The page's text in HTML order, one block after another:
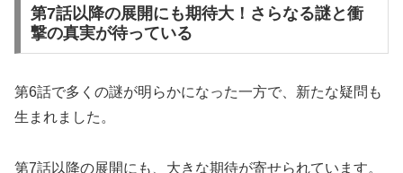
第7話以降の展開にも期待大！さらなる謎と衝
撃の真実が待っている
第6話で多くの謎が明らかになった一方で、新たな疑問も
生まれました。
第7話以降の展開にも、大きな期待が寄せられています。